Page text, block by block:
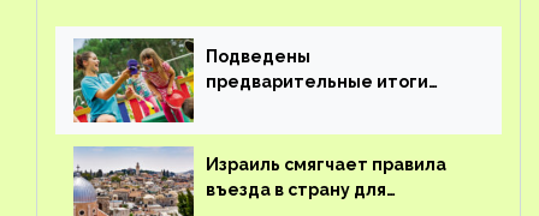
Подведены
предварительные итоги
Израиль смягчает правила
въезда в страну для